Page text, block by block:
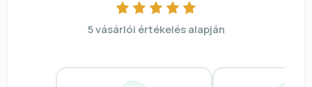
5 vásárlói értékelés alapján